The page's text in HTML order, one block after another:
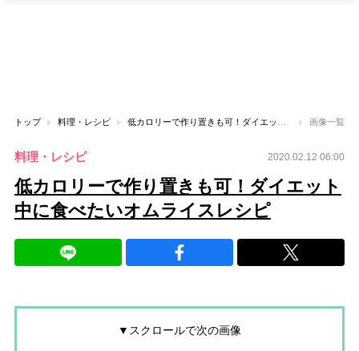
トップ 料理・レシピ 画像一覧
料理・レシピ 2020.02.12 06:00
低カロリーで作り置きも可！ダイエット
中に食べたいオムライスレシピ
▼スクロールで次の画像